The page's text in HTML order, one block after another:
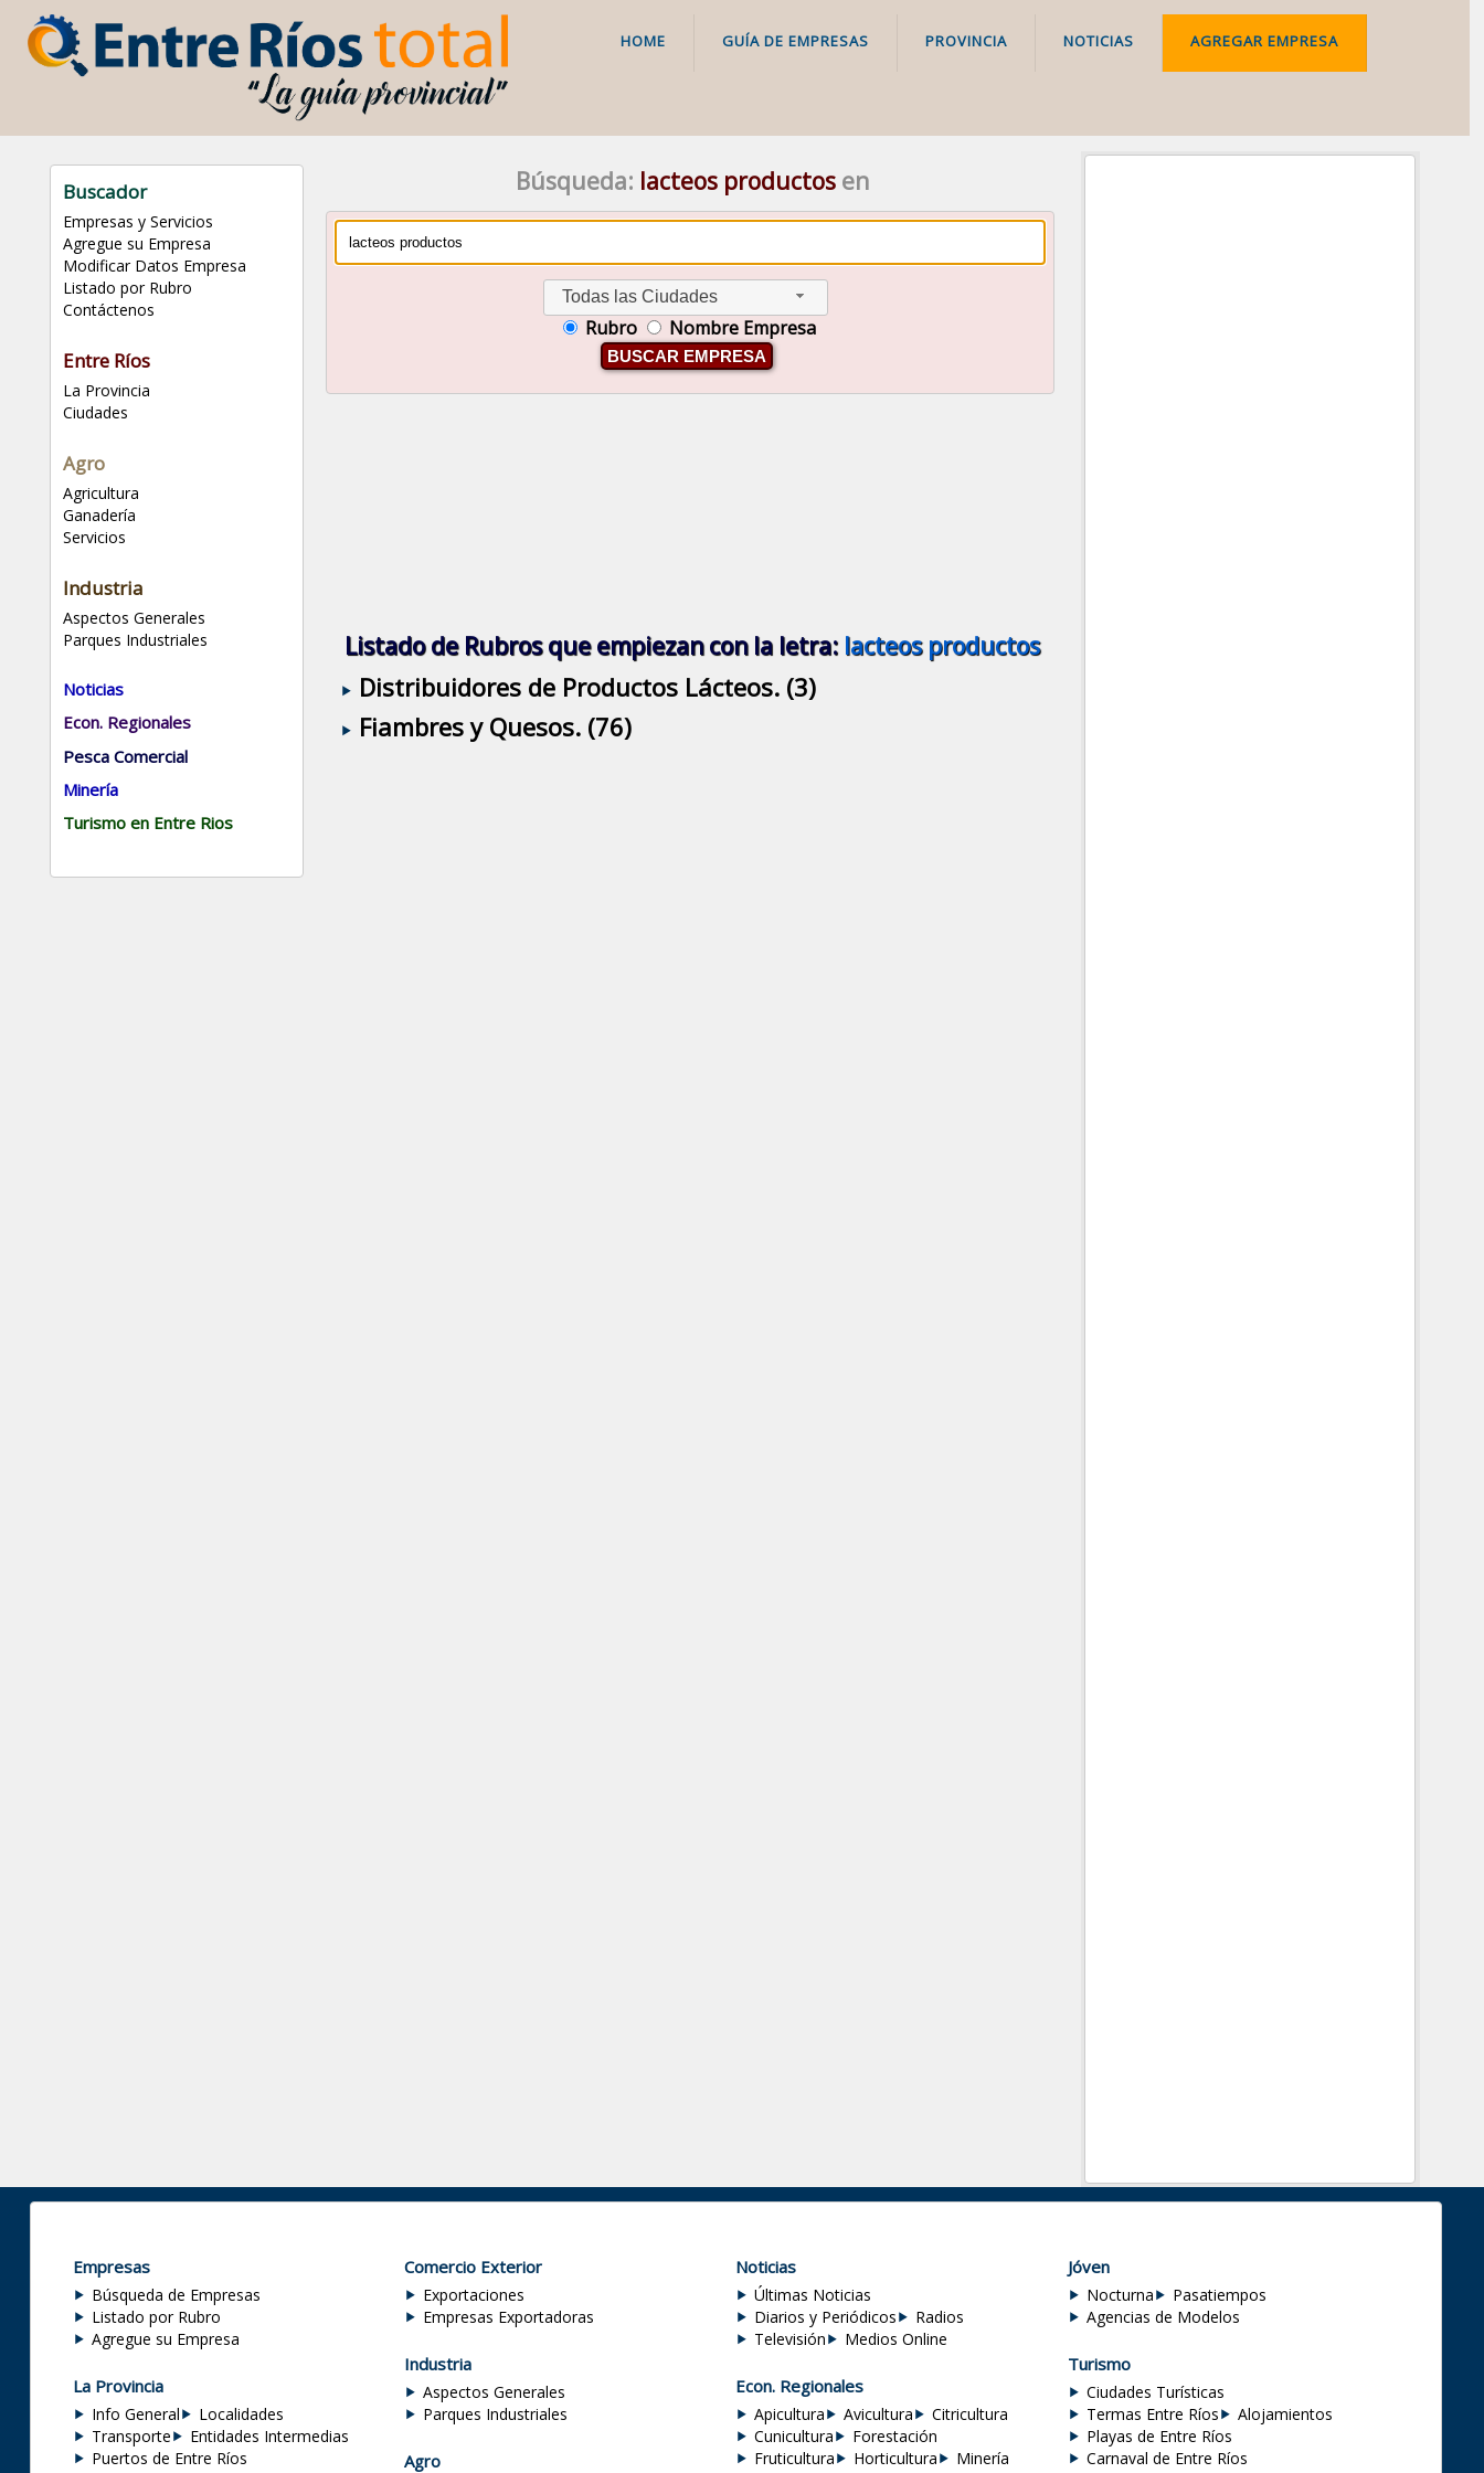
HOME GUÍA DE EMPRESAS PROVINCIA NOTICIAS AGREGAR EMPRESA
Buscador
Empresas y Servicios
Agregue su Empresa
Modificar Datos Empresa
Listado por Rubro
Contáctenos
Entre Ríos
La Provincia
Ciudades
Agro
Agricultura
Ganadería
Servicios
Industria
Aspectos Generales
Parques Industriales
Noticias
Econ. Regionales
Pesca Comercial
Minería
Turismo en Entre Rios
Búsqueda: lacteos productos en
Todas las Ciudades
Rubro Nombre Empresa
BUSCAR EMPRESA
Listado de Rubros que empiezan con la letra: lacteos productos
Distribuidores de Productos Lácteos. (3)
Fiambres y Quesos. (76)
Empresas
Búsqueda de Empresas
Listado por Rubro
Agregue su Empresa
La Provincia
Info General
Localidades
Transporte
Entidades Intermedias
Puertos de Entre Ríos
Comercio Exterior
Exportaciones
Empresas Exportadoras
Industria
Aspectos Generales
Parques Industriales
Agro
Noticias
Últimas Noticias
Diarios y Periódicos
Radios
Televisión
Medios Online
Econ. Regionales
Apicultura Avicultura
Citricultura
Cunicultura
Forestación
Fruticultura
Horticultura
Minería
Jóven
Nocturna
Pasatiempos
Agencias de Modelos
Turismo
Ciudades Turísticas
Termas Entre Ríos
Alojamientos
Playas de Entre Ríos
Carnaval de Entre Ríos